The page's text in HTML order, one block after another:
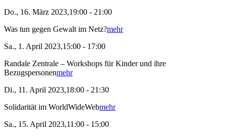
Do., 16. März 2023,19:00 - 21:00
Was tun gegen Gewalt im Netz?mehr
Sa., 1. April 2023,15:00 - 17:00
Randale Zentrale – Workshops für Kinder und ihre
Bezugspersonenmehr
Di., 11. April 2023,18:00 - 21:30
Solidarität im WorldWideWebmehr
Sa., 15. April 2023,11:00 - 15:00